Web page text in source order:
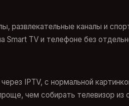
развлекательные каналы и
TV и телефоне без
IPTV, с нормальной
чем собирать телевизор из